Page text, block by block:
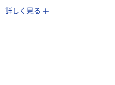
詳しく見る